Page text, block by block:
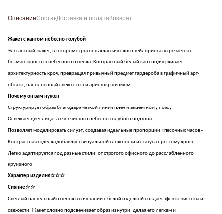
ОписаниеСоставДоставка и оплатаВозврат
Жакет с кантом небесно-голубой
Элегантный жакет, в котором строгость классического тейлоринга встречается с
безмятежностью небесного оттенка. Контрастный белый кант подчеркивает
архитектурность кроя, превращая привычный предмет гардероба в графичный арт-
объект, наполненный свежестью и аристократизмом.
Почему он вам нужен
Структурирует образ благодаря четкой линии плеч и акцентному поясу
Освежает цвет лица за счет чистого небесно-голубого подтона
Позволяет моделировать силуэт, создавая идеальные пропорции «песочных часов»
Контрастная отделка добавляет визуальной сложности и статуса простому крою
Легко адаптируется под разные стили: от строгого офисного до расслабленного
круизного
Характер изделия☆☆☆
Сияние☆☆
Светлый пастельный оттенок в сочетании с белой отделкой создает эффект чистоты и
свежести. Жакет словно подсвечивает образ изнутри, делая его легким и